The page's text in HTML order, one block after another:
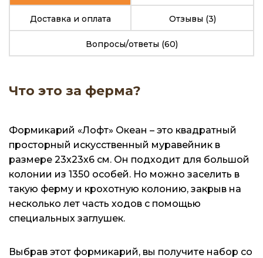
Доставка и оплата Отзывы (3)
Вопросы/ответы (60)
Что это за ферма?
Формикарий «Лофт» Океан – это квадратный
просторный искусственный муравейник в
размере 23х23х6 см. Он подходит для большой
колонии из 1350 особей. Но можно заселить в
такую ферму и крохотную колонию, закрыв на
несколько лет часть ходов с помощью
специальных заглушек.
Выбрав этот формикарий, вы получите набор со